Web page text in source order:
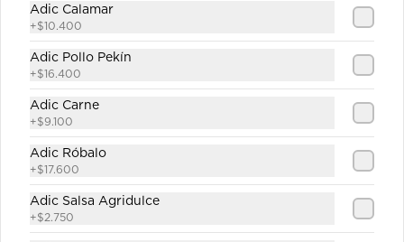
de Arroz
Julianas de carne de res salteadas en
salsa teriyaki servidas en  una base
de arroz frito sencillo.
Julianas de carne de res salteadas en
salsa teriyaki servidas en una base
Adic Calamar
+$10.400
Adic Pollo Pekín
+$16.400
Adic Carne
+$9.100
Adic Róbalo
+$17.600
Adic Salsa Agridulce
+$2.750